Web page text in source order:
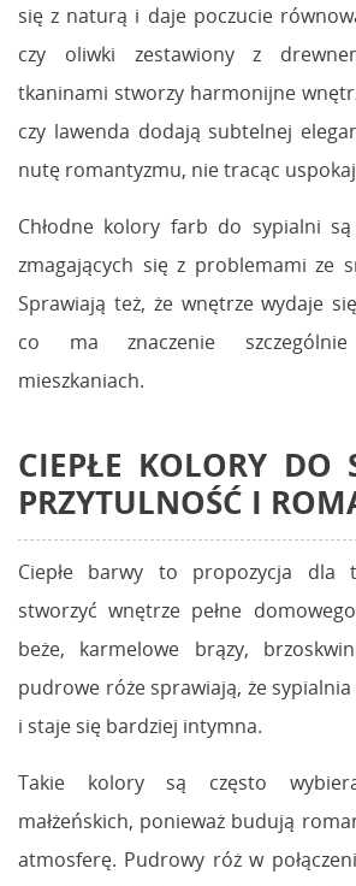
się z naturą i daje poczucie
czy oliwki zestawiony z
tkaninami stworzy harmonijne
czy lawenda dodają subtelnej
nutę romantyzmu, nie tracąc
Chłodne kolory farb do sypialni
zmagających się z problemami ze
Sprawiają też, że wnętrze wydaje
co ma znaczenie
mieszkaniach.
CIEPŁE KOLORY DO
PRZYTULNOŚĆ I
Ciepłe barwy to propozycja dla
stworzyć wnętrze pełne
beże, karmelowe brązy,
pudrowe róże sprawiają, że
i staje się bardziej intymna.
Takie kolory są często
małżeńskich, ponieważ budują
atmosferę. Pudrowy róż w